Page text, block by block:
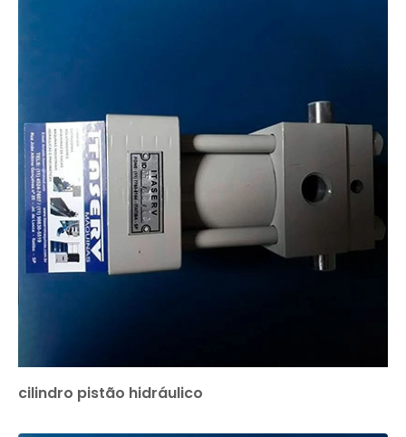
cilindro pistão hidráulico